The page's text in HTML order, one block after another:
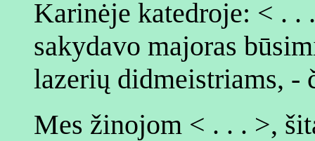
Karinėje katedroje: < .
sakydavo majoras
lazerių didmeistriams, -
Mes žinojom < . . . >,